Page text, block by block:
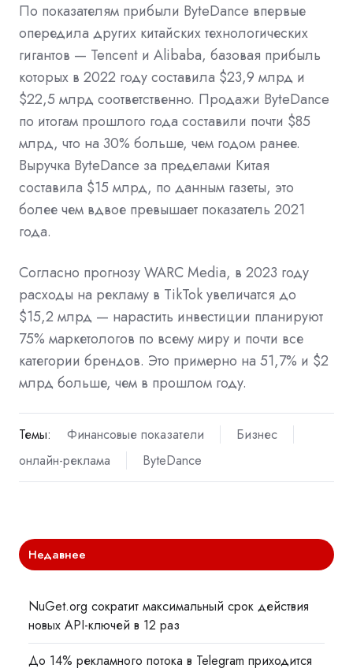
По показателям прибыли ByteDance впервые
опередила других китайских технологических
гигантов — Tencent и Alibaba, базовая прибыль
которых в 2022 году составила $23,9 млрд и
$22,5 млрд соответственно. Продажи ByteDance
по итогам прошлого года составили почти $85
млрд, что на 30% больше, чем годом ранее.
Выручка ByteDance за пределами Китая
составила $15 млрд, по данным газеты, это
более чем вдвое превышает показатель 2021
года.
Согласно прогнозуWARC Media, в 2023 году
расходы на рекламу в TikTok увеличатся до
$15,2 млрд — нарастить инвестиции планируют
75% маркетологов по всему миру и почти все
категории брендов. Это примерно на 51,7% и $2
млрд больше, чем в прошлом году.
Темы: Финансовые показатели
Бизнес
онлайн-реклама
ByteDance
Недавнее
NuGet.org сократит максимальный срок действия
новых API-ключей в 12 раз
До 14% рекламного потока в Telegram приходится